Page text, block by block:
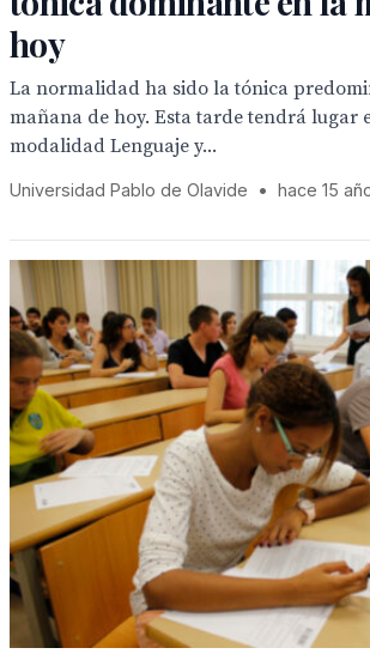
hoy
La normalidad ha sido la tónica
mañana de hoy. Esta tarde tendrá lugar
modalidad Lenguaje y...
Universidad Pablo de Olavide • hace 15